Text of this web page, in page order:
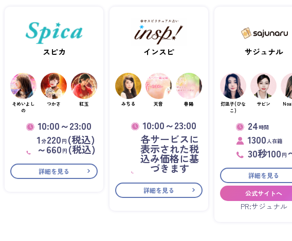
スピカ
そめいよし
の
つかさ 紅玉
10:00～23:00
1分220 円 (税込)
～660 円 (税込)
詳細を見る
インスピ
みちる 天音 春陽
10:00～23:00
各サービスに
表示された税
込み価格に基
づきます
詳細を見る
サジュナル
灯凪子(ひな
こ)
サビン
24 時間
1300人在籍
30秒100 円
詳細を見る
公式サイトへ
PR:サジュナル